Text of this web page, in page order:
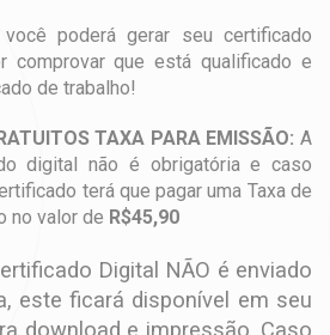
poderá gerar seu certificado
comprovar que está qualificado e
de trabalho!
TAXA PARA EMISSÃO: A
digital não é obrigatória e caso
terá que pagar uma Taxa de
no valor de R$45,90
Digital NÃO é enviado
este ficará disponível em seu
download e impressão. Caso